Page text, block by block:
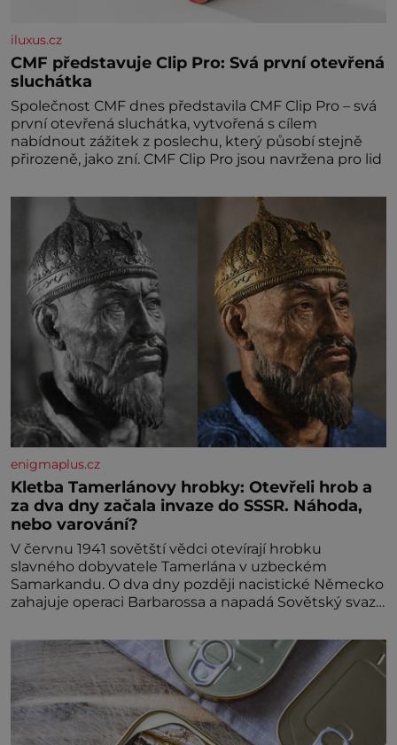
iluxus.cz
CMF představuje Clip Pro: Svá první otevřená
sluchátka
Společnost CMF dnes představila CMF Clip Pro – svá
první otevřená sluchátka, vytvořená s cílem
nabídnout zážitek z poslechu, který působí stejně
přirozeně, jako zní. CMF Clip Pro jsou navržena pro lid
enigmaplus.cz
Kletba Tamerlánovy hrobky: Otevřeli hrob a
za dva dny začala invaze do SSSR. Náhoda,
nebo varování?
V červnu 1941 sovětští vědci otevírají hrobku
slavného dobyvatele Tamerlána v uzbeckém
Samarkandu. O dva dny později nacistické Německo
zahajuje operaci Barbarossa a napadá Sovětský svaz.